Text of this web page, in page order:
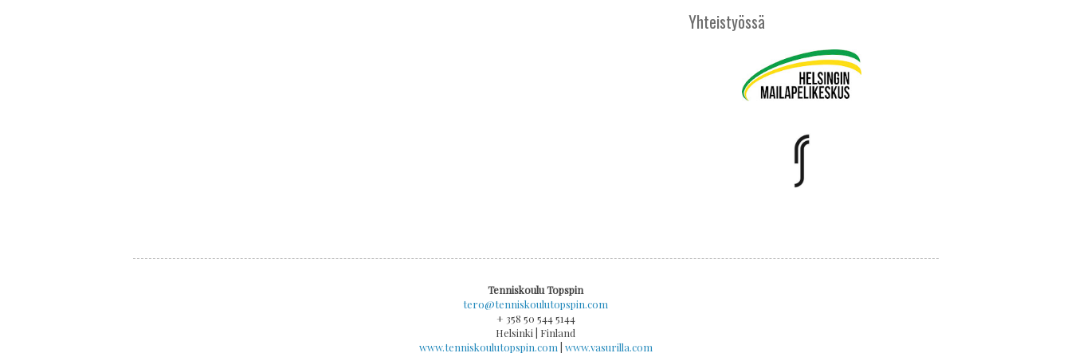
Yhteistyössä
Tenniskoulu Topspin
tero@tenniskoulutopspin.com
+ 358 50 544 5144
Helsinki | Finland
www.tenniskoulutopspin.com www.vasurilla.com